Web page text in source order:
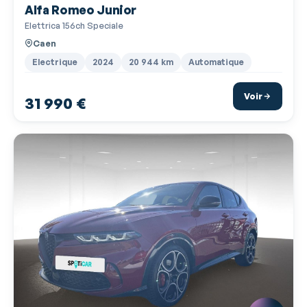
Becquet arrière
Boite à gants fermée
Boucliers AV et AR couleur caisse
Capteur de luminosité
Ceinture de vitrage chromée
Clim automatique bi-zones
Coffre assisté électriquement
Commande du comportement dynamique
Commande Mode ECO
Commandes du système audio au volant
Alfa Romeo Junior
Elettrica 156ch Speciale
Caen
Electrique 2024 20 944 km Automatique
31 990 € Voir